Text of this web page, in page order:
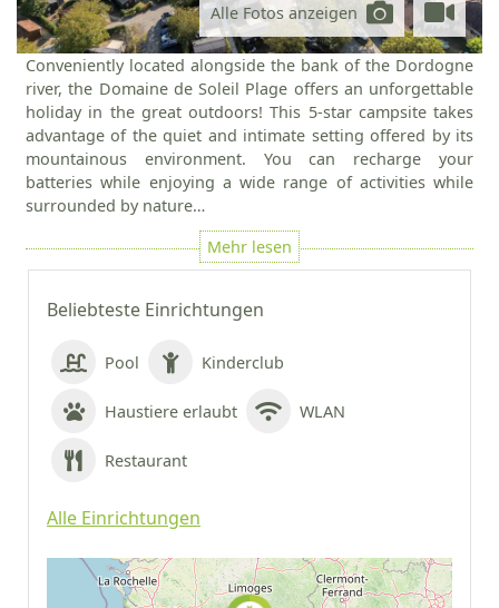
Beliebteste Einrichtungen
Pool Kinderclub
Haustiere erlaubt WLAN
Restaurant
Alle Einrichtungen
Alle Fotos anzeigen
Conveniently located alongside the bank of the Dordogne
river, the Domaine de Soleil Plage offers an unforgettable
holiday in the great outdoors! This 5-star campsite takes
advantage of the quiet and intimate setting offered by its
mountainous environment. You can recharge your
batteries while enjoying a wide range of activities while
surrounded by nature…